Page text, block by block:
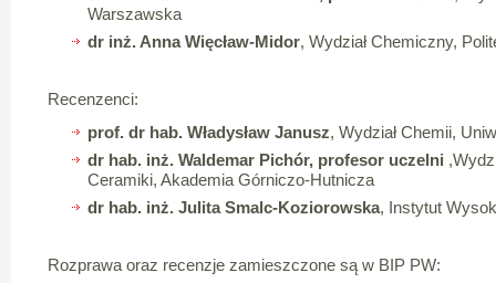
Warszawska
dr inż. Anna Więcław-Midor, Wydział Chemiczny,
Recenzenci:
prof. dr hab. Władysław Janusz, Wydział Chemii,
dr hab. inż. Waldemar Pichór, profesor uczelni
Ceramiki, Akademia Górniczo-Hutnicza
dr hab. inż. Julita Smalc-Koziorowska, Instytut
Rozprawa oraz recenzje zamieszczone są w BIP PW: